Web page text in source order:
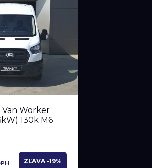
Van Worker
130k M6
ZĽAVA -19%